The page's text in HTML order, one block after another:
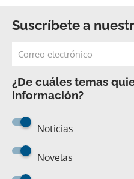
Suscríbete a
¿De cuáles temas
información?
Noticias
Novelas